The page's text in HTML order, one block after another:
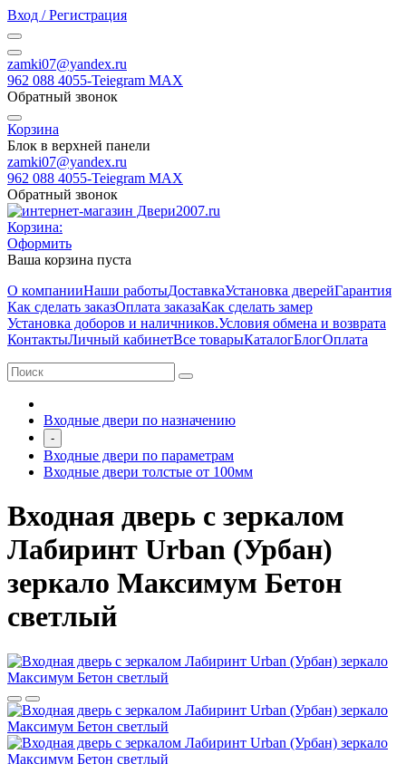
Вход / Регистрация
zamki07@yandex.ru
962 088 4055-Teiegram МАХ
Обратный звонок
Корзина
Блок в верхней панели
zamki07@yandex.ru
962 088 4055-Teiegram МАХ
Обратный звонок
Корзина:
Оформить
Ваша корзина пуста
О компанииНаши работыДоставкаУстановка дверейГарантия
Как сделать заказОплата заказаКак сделать замер
Установка доборов и наличников.Условия обмена и возврата
КонтактыЛичный кабинетВсе товарыКаталогБлогОплата
Входные двери по назначению
-
Входные двери по параметрам
Входные двери толстые от 100мм
Входная дверь с зеркалом
Лабиринт Urban (Урбан)
зеркало Максимум Бетон
светлый